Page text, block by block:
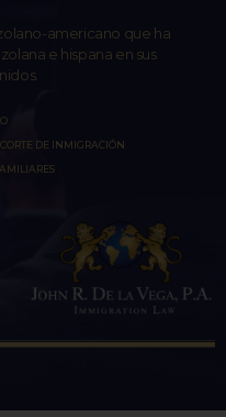
americano que ha
e hispana en sus
DE INMIGRACIÓN